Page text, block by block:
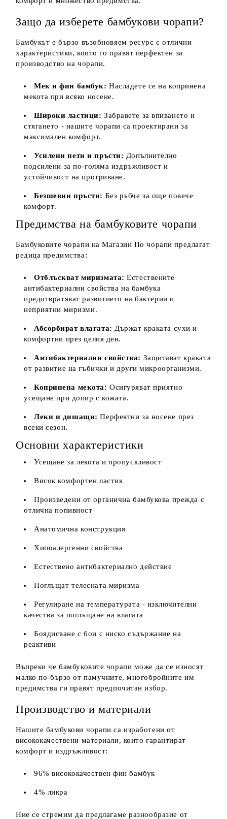
Защо да изберете бамбукови чорапи?
Бамбукът е бързо възобновяем ресурс с отлични
характеристики, които го правят перфектен за
производство на чорапи.
Мек и фин бамбук: Насладете се на копринена
мекота при всяко носене.
Широки ластици: Забравете за впиването и
стягането - нашите чорапи са проектирани за
максимален комфорт.
Усилени пети и пръсти: Допълнително
подсилени за по-голяма издръжливост и
устойчивост на протриване.
Безшевни пръсти: Без ръбче за още повече
комфорт.
Предимства на бамбуковите чорапи
Бамбуковите чорапи на Магазин По чорапи предлагат
редица предимства:
Отблъскват миризмата: Естествените
антибактериални свойства на бамбука
предотвратяват развитието на бактерии и
неприятни миризми.
Абсорбират влагата: Държат краката сухи и
комфортни през целия ден.
Антибактериални свойства: Защитават краката
от развитие на гъбички и други микроорганизми.
Копринена мекота: Осигуряват приятно
усещане при допир с кожата.
Леки и дишащи: Перфектни за носене през
всеки сезон.
Основни характеристики
Усещане за лекота и пропускливост
Висок комфортен ластик
Произведени от органична бамбукова прежда с
отлична попивност
Анатомична конструкция
Хипоалергенни свойства
Естествено антибактериално действие
Поглъщат телесната миризма
Регулиране на температурата - изключителни
качества за поглъщане на влагата
Боядисване с бои с ниско съдържание на
реактиви
Въпреки че бамбуковите чорапи може да се износят
малко по-бързо от памучните, многобройните им
предимства ги правят предпочитан избор.
Производство и материали
Нашите бамбукови чорапи са изработени от
висококачествени материали, които гарантират
комфорт и издръжливост:
96% висококачествен фин бамбук
4% ликра
Ние се стремим да предлагаме разнообразие от